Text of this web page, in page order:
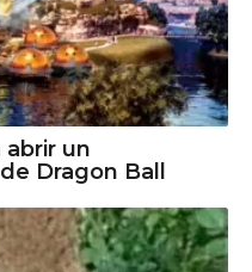
abrir un
Dragon Ball